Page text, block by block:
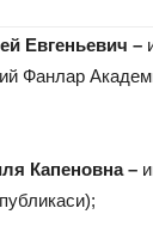
Евгеньевич –
Фанлар
Капеновна –